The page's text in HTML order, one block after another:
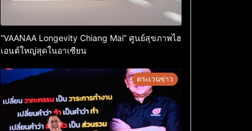
“VAANAA Longevity Chiang Mai” ศูนย์สุขภาพไฮ
เอนต์ใหญ่สุดในอาเซียน
ตระเวนข่าว